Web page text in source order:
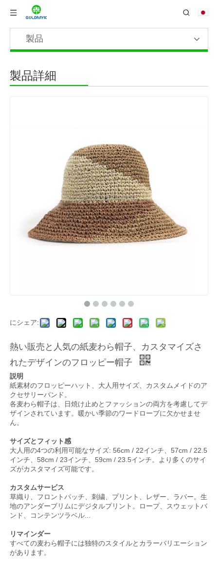
製品
製品詳細
にシェア:
熱い販売と人気の紙麦わら帽子、カスタマイズさ
れたデザインのフロッピー帽子
説明
紙素材のフロッピーハット、大人用サイズ、カスタムメイドのア
クセサリーバンド。
各麦わら帽子は、日焼け止めとファッションの両方を考慮してデ
ザインされています。暖かい季節のワードローブに欠かせませ
ん。
サイズとフィット感
大人用の4つの利用可能なサイズ: 56cm / 22インチ、57cm / 22.5
インチ、58cm / 23インチ、59cm / 23.5インチ。より多くのサイ
ズがカスタマイズ可能です。
カスタムサービス
草織り、フロントパッチ、刺繍、プリント、レザー、ラバー。生
地のアンダーブリムにデジタルプリント。ロープ、スウェットバ
ンド、コンテンツラベル...
リマインダー
すべての麦わら帽子には独特のスタイルとカラーバリエーション
があります。